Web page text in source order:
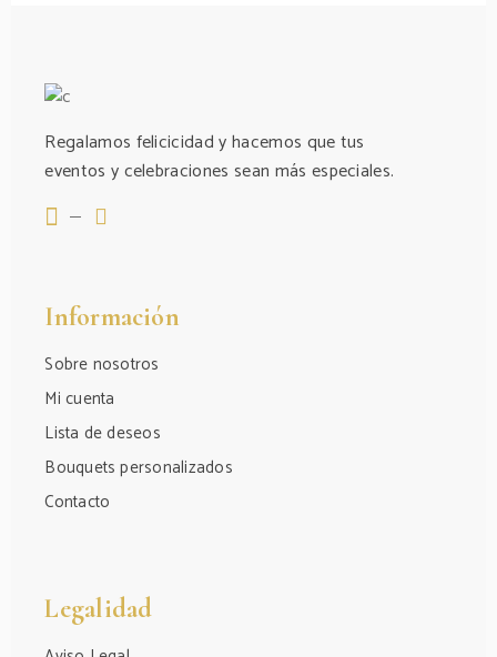
Regalamos felicicidad y hacemos que tus
eventos y celebraciones sean más especiales.
Información
Sobre nosotros
Mi cuenta
Lista de deseos
Bouquets personalizados
Contacto
Legalidad